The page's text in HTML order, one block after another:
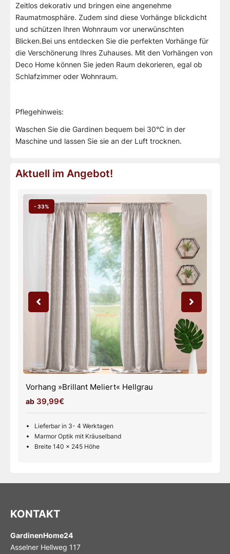
Zeitlos dekorativ und bringen eine angenehme
Raumatmosphäre. Zudem sind diese Vorhänge blickdicht
und schützen Ihren Wohnraum vor unerwünschten
Blicken.Bei uns entdecken Sie die perfekten Vorhänge für
die Verschönerung Ihres Zuhauses. Mit den Vorhängen von
Deco Home können Sie jeden Raum dekorieren, egal ob
Schlafzimmer oder Wohnraum.
Pflegehinweis:
Waschen Sie die Gardinen bequem bei 30°C in der
Maschine und lassen Sie sie an der Luft trocknen.
Aktuell im Angebot!
- 33%
Vorhang »Brillant Meliert« Weiß
39,99€
Lieferbar in 3- 4 Werktagen
Marmor Optik mit Kräuselband
Breite 140 x 245 Höhe
KONTAKT
GardinenHome24
Asselner Hellweg 117